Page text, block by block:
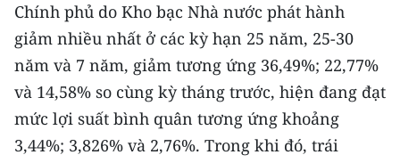
Media Môi trường
Ảnh
Infographic
TIN MỚI
Chính phủ do Kho bạc Nhà nước phát hành
giảm nhiều nhất ở các kỳ hạn 25 năm, 25-30
năm và 7 năm, giảm tương ứng 36,49%; 22,77%
và 14,58% so cùng kỳ tháng trước, hiện đang đạt
mức lợi suất bình quân tương ứng khoảng
3,44%; 3,826% và 2,76%. Trong khi đó, trái